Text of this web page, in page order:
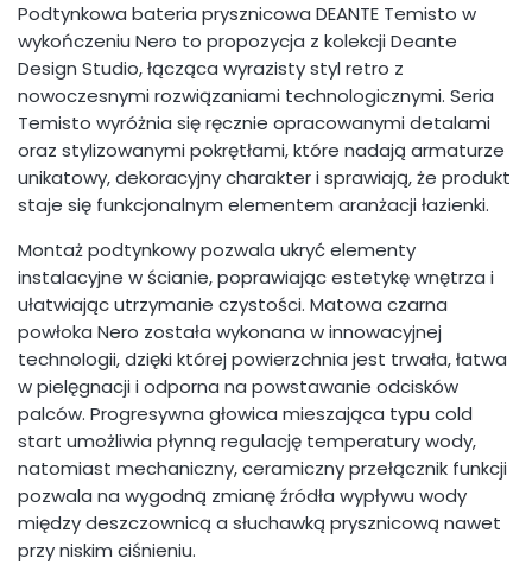
Podtynkowa bateria prysznicowa DEANTE Temisto w
wykończeniu Nero to propozycja z kolekcji Deante
Design Studio, łącząca wyrazisty styl retro z
nowoczesnymi rozwiązaniami technologicznymi. Seria
Temisto wyróżnia się ręcznie opracowanymi detalami
oraz stylizowanymi pokrętłami, które nadają armaturze
unikatowy, dekoracyjny charakter i sprawiają, że produkt
staje się funkcjonalnym elementem aranżacji łazienki.
Montaż podtynkowy pozwala ukryć elementy
instalacyjne w ścianie, poprawiając estetykę wnętrza i
ułatwiając utrzymanie czystości. Matowa czarna
powłoka Nero została wykonana w innowacyjnej
technologii, dzięki której powierzchnia jest trwała, łatwa
w pielęgnacji i odporna na powstawanie odcisków
palców. Progresywna głowica mieszająca typu cold
start umożliwia płynną regulację temperatury wody,
natomiast mechaniczny, ceramiczny przełącznik funkcji
pozwala na wygodną zmianę źródła wypływu wody
między deszczownicą a słuchawką prysznicową nawet
przy niskim ciśnieniu.